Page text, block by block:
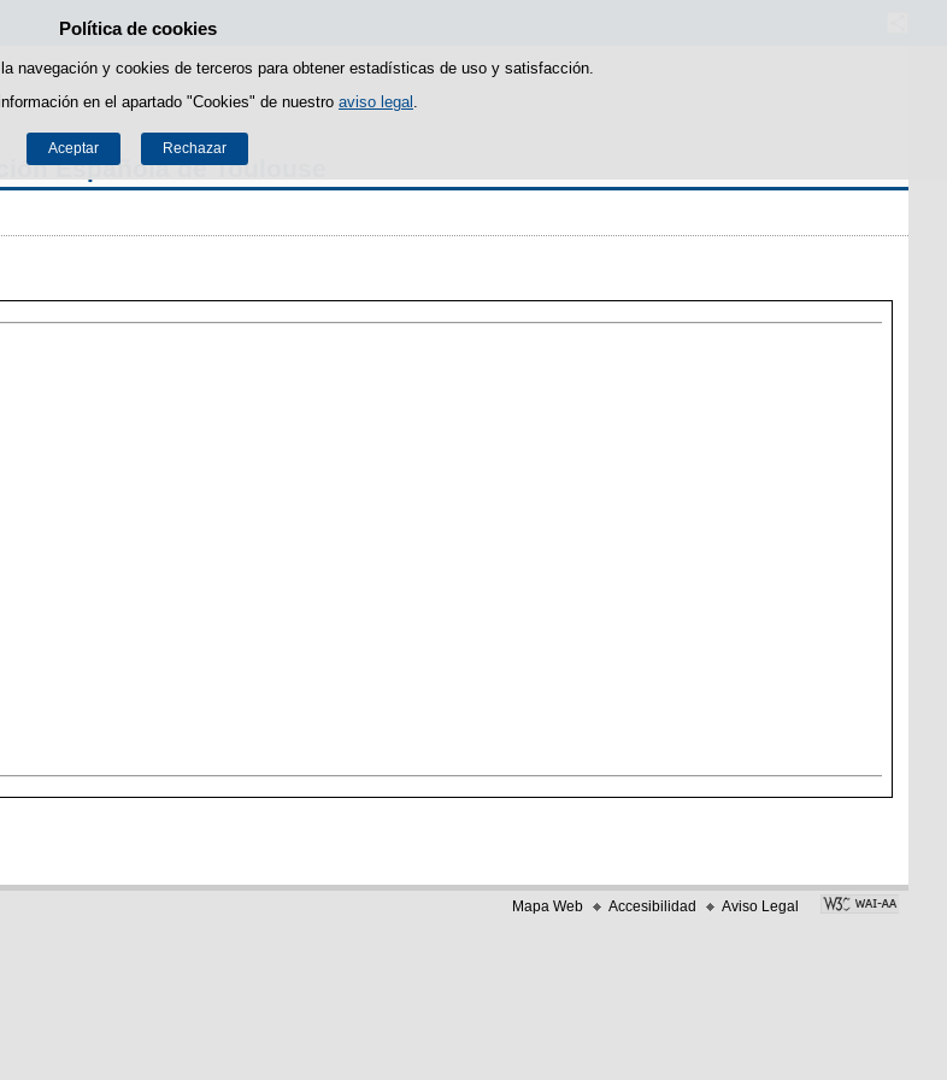
Política de cookies
navegación y cookies de terceros para obtener estadísticas de uso y satisfacción.
en el apartado "Cookies" de nuestro aviso legal
Aceptar Rechazar
Saltar al contenido
Española de Toulouse
Mapa Web Accesibilidad Aviso Legal